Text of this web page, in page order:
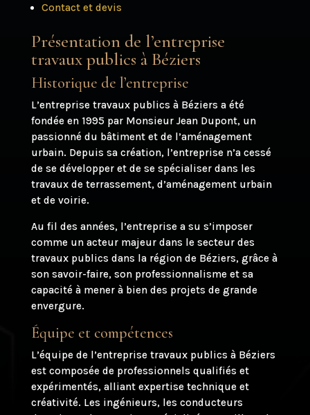
Contact et devis
Présentation de l’entreprise
travaux publics à Béziers
Historique de l’entreprise
L’entreprise travaux publics à Béziers a été
fondée en 1995 par Monsieur Jean Dupont, un
passionné du bâtiment et de l’aménagement
urbain. Depuis sa création, l’entreprise n’a cessé
de se développer et de se spécialiser dans les
travaux de terrassement, d’aménagement urbain
et de voirie.
Au fil des années, l’entreprise a su s’imposer
comme un acteur majeur dans le secteur des
travaux publics dans la région de Béziers, grâce à
son savoir-faire, son professionnalisme et sa
capacité à mener à bien des projets de grande
envergure.
Équipe et compétences
L’équipe de l’entreprise travaux publics à Béziers
est composée de professionnels qualifiés et
expérimentés, alliant expertise technique et
créativité. Les ingénieurs, les conducteurs